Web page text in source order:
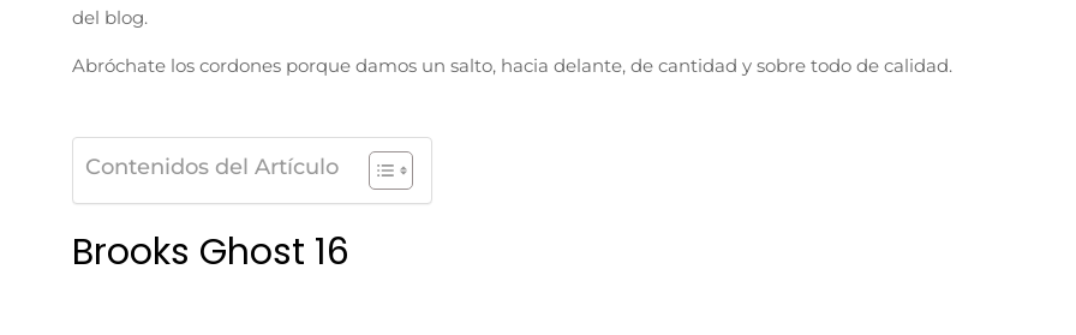
del blog.
Abróchate los cordones porque damos un salto, hacia delante, de cantidad y sobre todo de calidad.
Contenidos del Artículo
Brooks Ghost 16